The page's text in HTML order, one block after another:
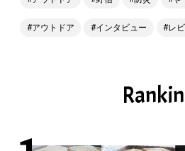
アウトドア インタビュー レ